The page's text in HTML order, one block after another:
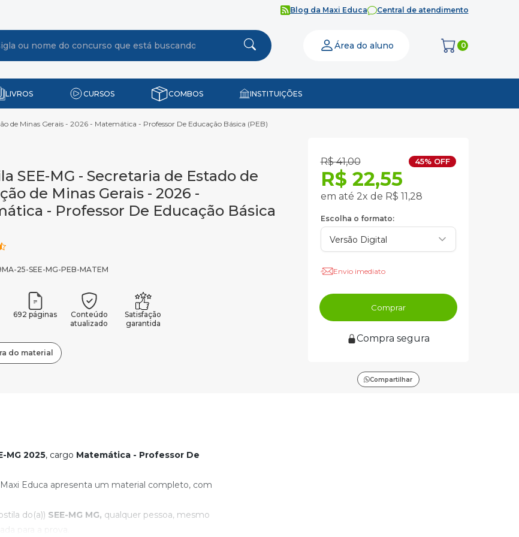
Blog da Maxi Educa Central de atendimento
Área do aluno 0
LIVROS CURSOS COMBOS INSTITUIÇÕES
de Minas Gerais - 2026 - Matemática - Professor De Educação Básica (PEB)
SEE-MG - Secretaria de Estado de
de Minas Gerais - 2026 -
- Professor De Educação Básica
25-SEE-MG-PEB-MATEM
692 páginas
Conteúdo
atualizado
Satisfação
garantida
do material
R$ 41,00 45% OFF
R$ 22,55
em até 2x de R$ 11,28
Escolha o formato:
Envio imediato
Comprar
Compra segura
Compartilhar
MG 2025, cargo Matemática - Professor De
Educa apresenta um material completo, com
do(a)) SEE-MG MG, qualquer pessoa, mesmo
para a prova.